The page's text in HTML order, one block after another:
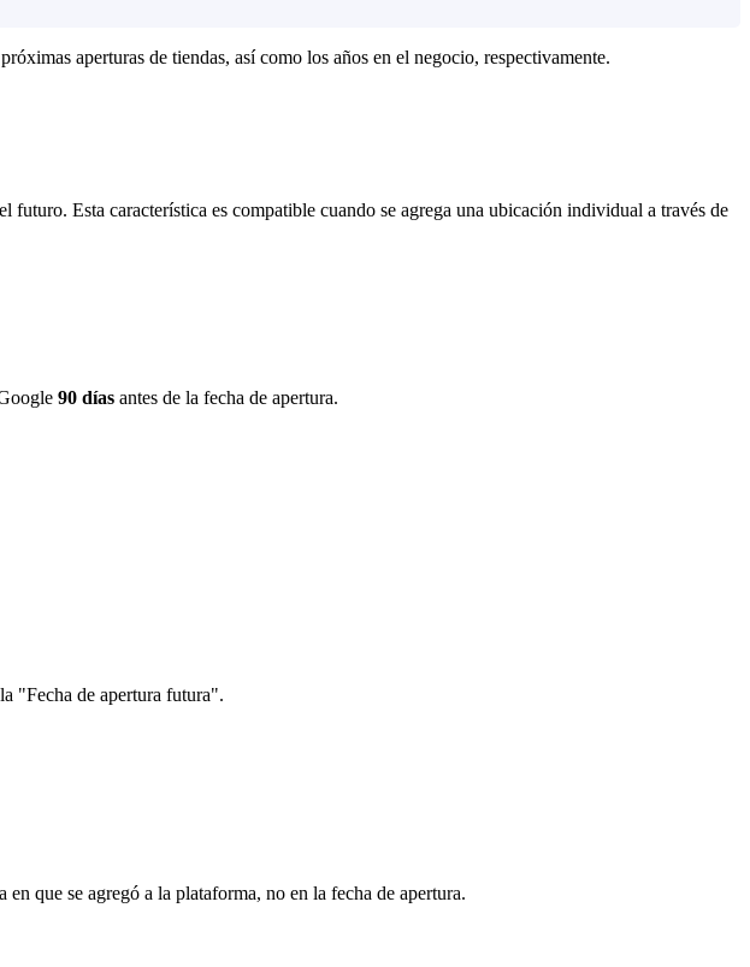
aperturas de tiendas, así como los años en el negocio, respectivamente.
Esta característica es compatible cuando se agrega una ubicación individual a través de
90 días antes de la fecha de apertura.
"Fecha de apertura futura".
que se agregó a la plataforma, no en la fecha de apertura.